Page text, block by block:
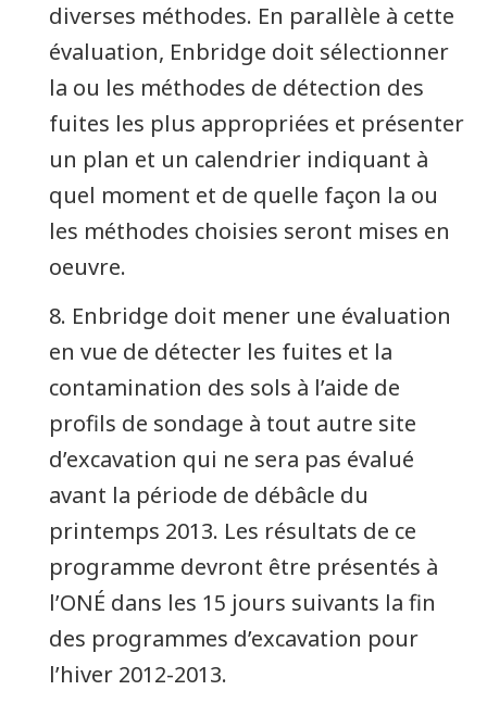
diverses méthodes. En parallèle à cette
évaluation, Enbridge doit sélectionner
la ou les méthodes de détection des
fuites les plus appropriées et présenter
un plan et un calendrier indiquant à
quel moment et de quelle façon la ou
les méthodes choisies seront mises en
oeuvre.
8. Enbridge doit mener une évaluation
en vue de détecter les fuites et la
contamination des sols à l’aide de
profils de sondage à tout autre site
d’excavation qui ne sera pas évalué
avant la période de débâcle du
printemps 2013. Les résultats de ce
programme devront être présentés à
l’ONÉ dans les 15 jours suivants la fin
des programmes d’excavation pour
l’hiver 2012-2013.